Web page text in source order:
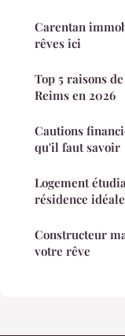
Carentan
rêves ici
Top 5 raisons
Reims en 2026
Cautions
qu'il faut savoir
Logement
résidence idéale
Constructeur
votre rêve